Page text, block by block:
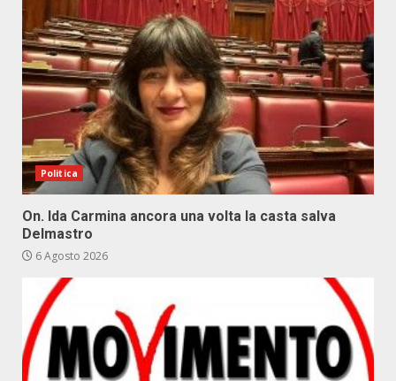
Politica
On. Ida Carmina ancora una volta la casta salva
Delmastro
6 Agosto 2026